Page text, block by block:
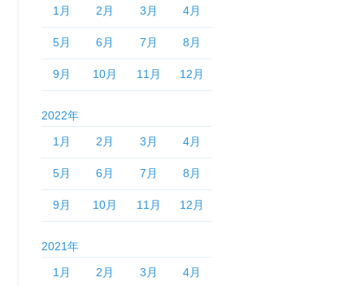
1月
2月 3月 4月
5月 6月 7月 8月
9月 10月 11月 12月
2022年
1月
2月 3月 4月
5月 6月 7月 8月
9月 10月 11月 12月
2021年
1月
2月 3月 4月